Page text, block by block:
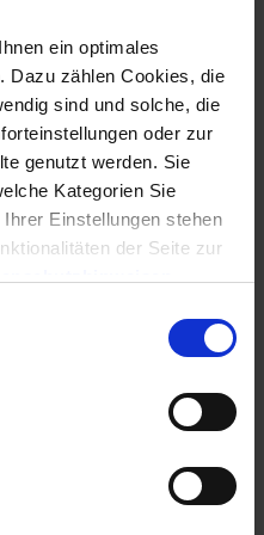
ein optimales
Dazu zählen Cookies, die
sind und solche, die
oder zur
genutzt werden. Sie
Kategorien Sie
Einstellungen stehen
der Seite zur
Lastschrift
Geld von seinem
Genehmigung bedarf
Sie bei Rückfragen